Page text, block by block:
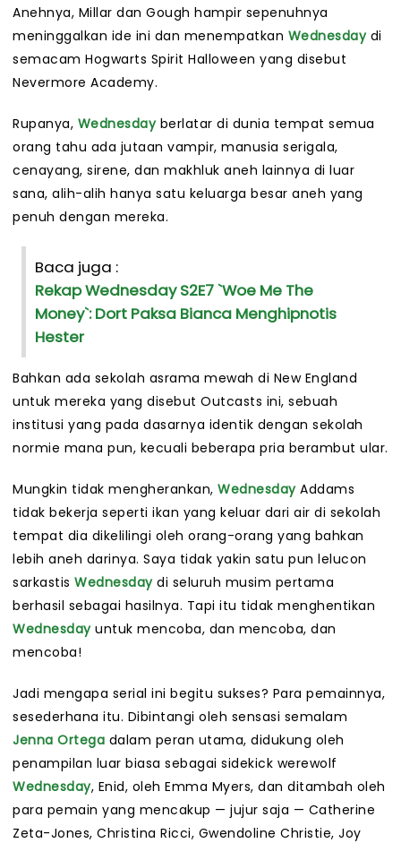
Anehnya, Millar dan Gough hampir sepenuhnya
meninggalkan ide ini dan menempatkan Wednesdaydi
semacam Hogwarts Spirit Halloween yang disebut
Nevermore Academy.
Rupanya, Wednesdayberlatar di dunia tempat semua
orang tahu ada jutaan vampir, manusia serigala,
cenayang, sirene, dan makhluk aneh lainnya di luar
sana, alih-alih hanya satu keluarga besar aneh yang
penuh dengan mereka.
Baca juga :
Rekap Wednesday S2E7 `Woe Me The
Money`: Dort Paksa Bianca Menghipnotis
Hester
Bahkan ada sekolah asrama mewah di New England
untuk mereka yang disebut Outcasts ini, sebuah
institusi yang pada dasarnya identik dengan sekolah
normie mana pun, kecuali beberapa pria berambut ular.
Mungkin tidak mengherankan, WednesdayAddams
tidak bekerja seperti ikan yang keluar dari air di sekolah
tempat dia dikelilingi oleh orang-orang yang bahkan
lebih aneh darinya. Saya tidak yakin satu pun lelucon
sarkastis Wednesdaydi seluruh musim pertama
berhasil sebagai hasilnya. Tapi itu tidak menghentikan
Wednesdayuntuk mencoba, dan mencoba, dan
mencoba!
Jadi mengapa serial ini begitu sukses? Para pemainnya,
sesederhana itu. Dibintangi oleh sensasi semalam
Jenna Ortega dalam peran utama, didukung oleh
penampilan luar biasa sebagai sidekick werewolf
Wednesday, Enid, oleh Emma Myers, dan ditambah oleh
para pemain yang mencakup — jujur saja — Catherine
Zeta-Jones, Christina Ricci, Gwendoline Christie, Joy